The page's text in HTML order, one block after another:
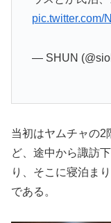
pic.twitter.com/
— SHUN
当初はヤムチャの2
ど、途中から諏訪
り、そこに寝泊ま
である。